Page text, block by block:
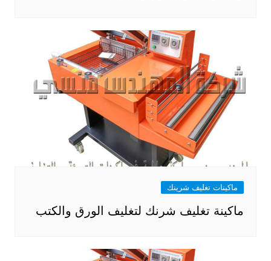
ماكينات تغليف شرينك
ماكينة تغليف شرنك لتغليف الورق والكتب